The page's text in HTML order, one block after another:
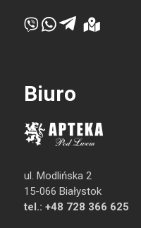
Biuro
ul. Modlińska 2
15-066 Białystok
tel.: +48 728 366 625